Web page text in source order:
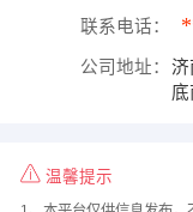
联系电话：
公司地址：
济
温馨提示